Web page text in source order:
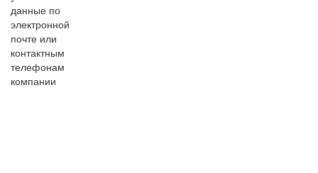
данные по
электронной
почте или
контактным
телефонам
компании